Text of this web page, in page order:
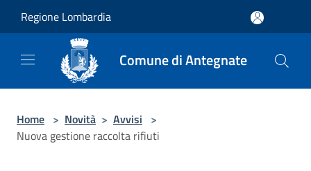
Regione Lombardia
Comune di Antegnate
Home > Novità > Avvisi >
Nuova gestione raccolta rifiuti